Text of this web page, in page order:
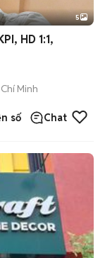
5
HD 1:1,
Minh
số Chat